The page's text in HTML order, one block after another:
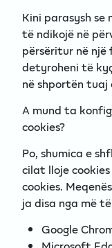
Kini parasysh se
të ndikojë në
përsëritur në një
detyroheni të
në shportën tuaj
A mund ta
cookies?
Po, shumica e
cilat lloje
cookies.
ja disa nga më
Google